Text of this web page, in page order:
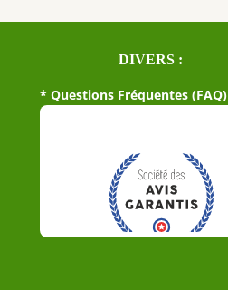
DIVERS :
* Questions Fréquentes (FAQ)